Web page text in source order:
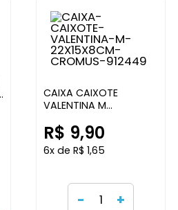
CAIXA CAIXOTE
VALENTINA M
R$ 9,90
6x de R$ 1,65
- +